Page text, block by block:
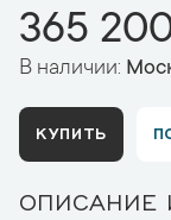
365
В наличии:
КУПИТЬ
ОПИСАНИЕ